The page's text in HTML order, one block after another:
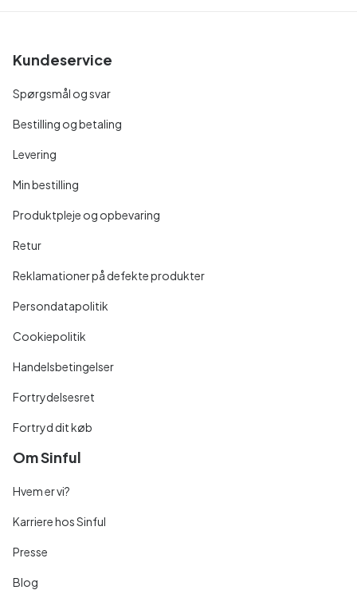
Kundeservice
Spørgsmål og svar
Bestilling og betaling
Levering
Min bestilling
Produktpleje og opbevaring
Retur
Reklamationer på defekte produkter
Persondatapolitik
Cookiepolitik
Handelsbetingelser
Fortrydelsesret
Fortryd dit køb
Om Sinful
Hvem er vi?
Karriere hos Sinful
Presse
Blog